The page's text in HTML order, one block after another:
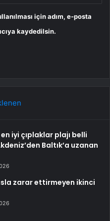
için adım, e-posta
kaydedilsin.
en iyi çıplaklar plajı belli
Baltık’a uzanan
zarar ettirmeyen ikinci